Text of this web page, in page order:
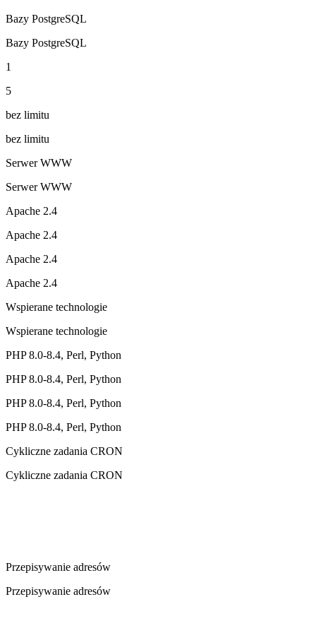
Bazy PostgreSQL
Bazy PostgreSQL
1
5
bez limitu
bez limitu
Serwer WWW
Serwer WWW
Apache 2.4
Apache 2.4
Apache 2.4
Apache 2.4
Wspierane technologie
Wspierane technologie
PHP 8.0-8.4, Perl, Python
PHP 8.0-8.4, Perl, Python
PHP 8.0-8.4, Perl, Python
PHP 8.0-8.4, Perl, Python
Cykliczne zadania CRON
Cykliczne zadania CRON
Przepisywanie adresów
Przepisywanie adresów